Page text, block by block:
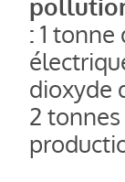
: 1 tonne
dioxyde
2